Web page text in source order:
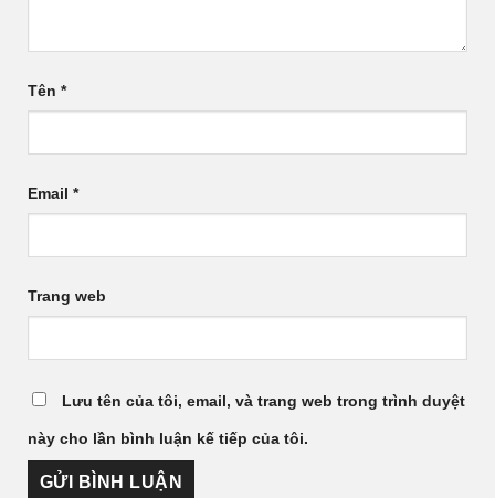
Tên *
Email *
Trang web
Lưu tên của tôi, email, và trang web trong trình duyệt
này cho lần bình luận kế tiếp của tôi.